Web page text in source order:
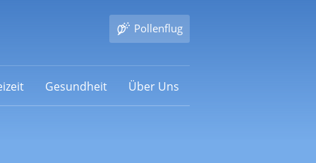
Pollenflug
Gesundheit Über Uns